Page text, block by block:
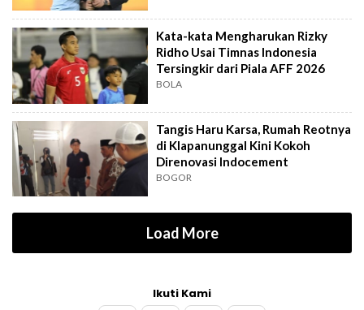
Kata-kata Mengharukan Rizky
Ridho Usai Timnas Indonesia
Tersingkir dari Piala AFF 2026
BOLA
Tangis Haru Karsa, Rumah Reotnya
di Klapanunggal Kini Kokoh
Direnovasi Indocement
BOGOR
Load More
Ikuti Kami